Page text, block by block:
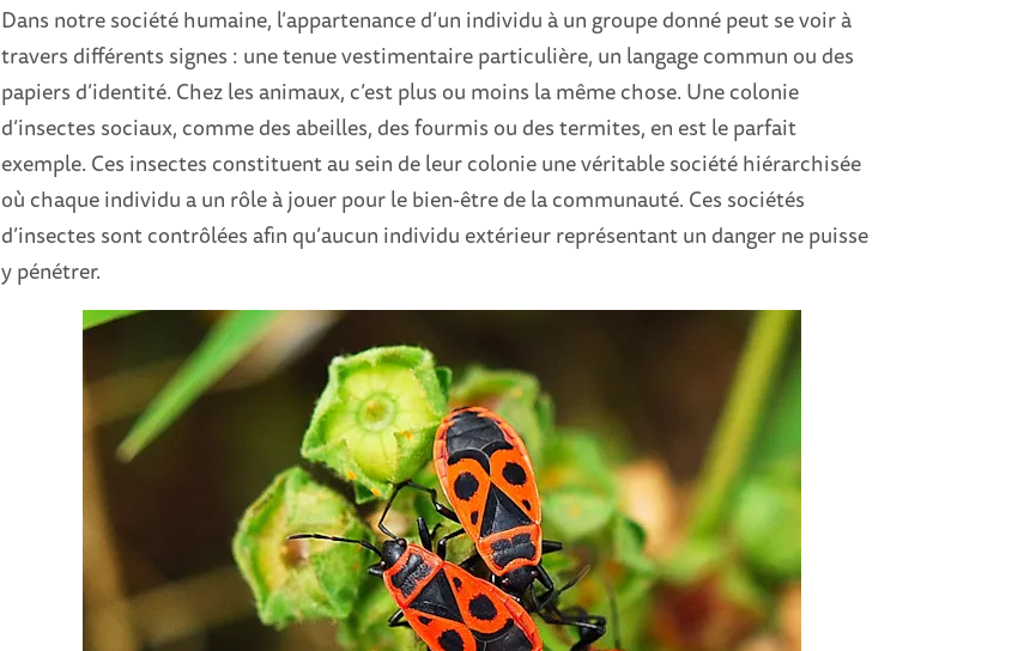
Dans notre société humaine, l’appartenance d’un individu à un groupe donné peut se voir à
travers différents signes : une tenue vestimentaire particulière, un langage commun ou des
papiers d’identité. Chez les animaux, c’est plus ou moins la même chose. Une colonie
d’insectes sociaux, comme des abeilles, des fourmis ou des termites, en est le parfait
exemple. Ces insectes constituent au sein de leur colonie une véritable société hiérarchisée
où chaque individu a un rôle à jouer pour le bien-être de la communauté. Ces sociétés
d’insectes sont contrôlées afin qu’aucun individu extérieur représentant un danger ne puisse
y pénétrer.